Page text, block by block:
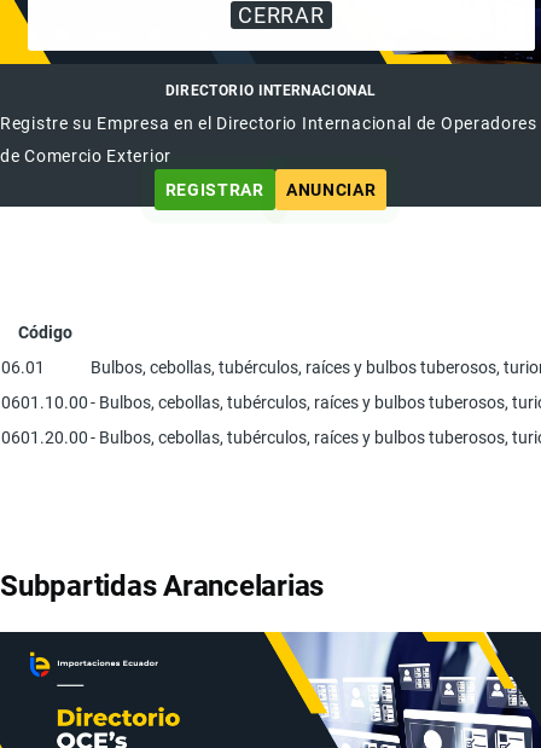
CERRAR
DIRECTORIO INTERNACIONAL
Registre su Empresa en el Directorio Internacional de Operadores
de Comercio Exterior
REGISTRAR
ANUNCIAR
Código
06.01
Bulbos, cebollas, tubérculos, raíces y bulbos tuberosos,
0601.10.00- Bulbos, cebollas, tubérculos, raíces y bulbos tuberosos,
0601.20.00- Bulbos, cebollas, tubérculos, raíces y bulbos tuberosos,
Subpartidas Arancelarias